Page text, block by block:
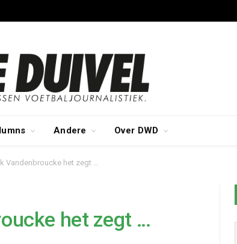
Andere Over DWD
Vandenbroucke het zegt …
het zegt …